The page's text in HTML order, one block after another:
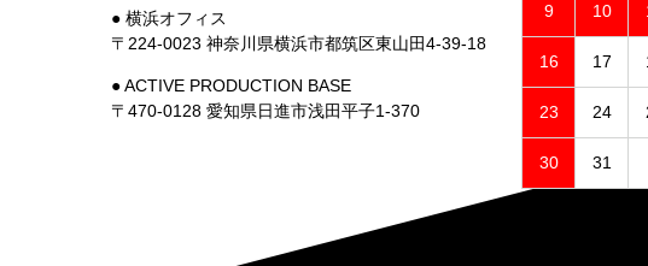
● 横浜オフィス
〒224-0023 神奈川県横浜市都筑区東山田4-39-18
● ACTIVE PRODUCTION BASE
〒470-0128 愛知県日進市浅田平子1-370
9 10
16 17
23 24
30 31